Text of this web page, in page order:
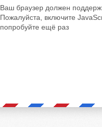
Ваш браузер должен
Пожалуйста, включите
попробуйте ещё раз